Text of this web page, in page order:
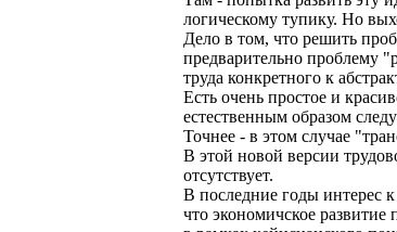
логическому тупику. Но
Дело в том, что решить
предварительно проблему
труда конкретного к
Есть очень простое и
естественным образом
Точнее - в этом случае
В этой новой версии
отсутствует.
В последние годы интерес
что экономичское развитие